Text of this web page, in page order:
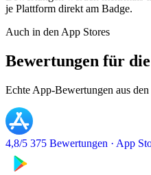
je Plattform direkt am Badge.
Auch in den App Stores
Bewertungen für
Echte App-Bewertungen aus
4,8/5 375 Bewertungen · App